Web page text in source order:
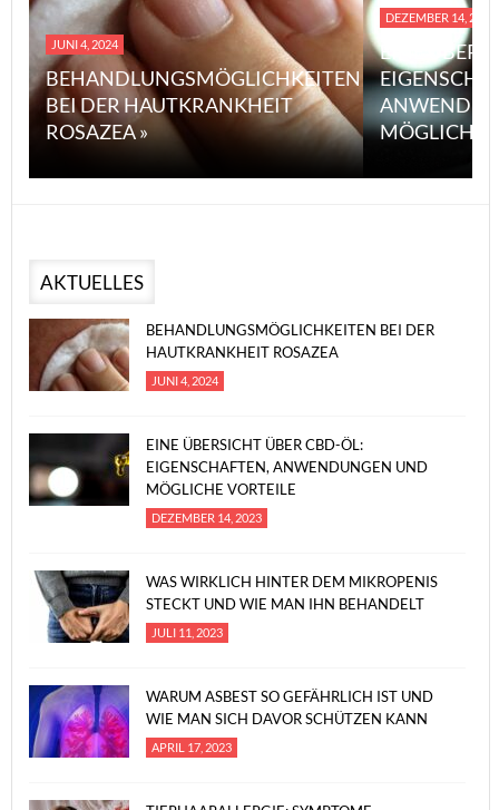
JUNI 4, 2024
BEHANDLUNGSMÖGLICHKEITEN
BEI DER HAUTKRANKHEIT
ROSAZEA »
DEZEMBER 14, 2023
EINE
MÖGLICHE
AKTUELLES
BEHANDLUNGSMÖGLICHKEITEN BEI DER
HAUTKRANKHEIT ROSAZEA
JUNI 4, 2024
EINE ÜBERSICHT ÜBER CBD-ÖL:
EIGENSCHAFTEN, ANWENDUNGEN UND
MÖGLICHE VORTEILE
DEZEMBER 14, 2023
WAS WIRKLICH HINTER DEM MIKROPENIS
STECKT UND WIE MAN IHN BEHANDELT
JULI 11, 2023
WARUM ASBEST SO GEFÄHRLICH IST UND
WIE MAN SICH DAVOR SCHÜTZEN KANN
APRIL 17, 2023